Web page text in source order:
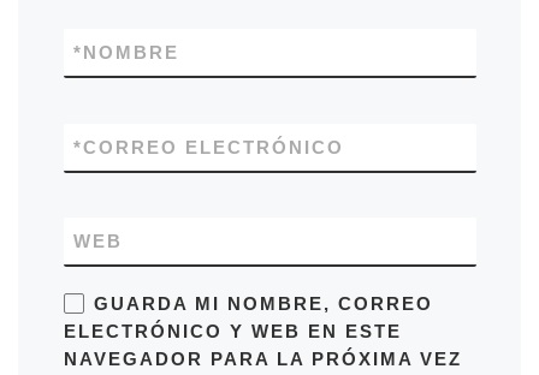
NOMBRE
*
CORREO ELECTRÓNICO
*
WEB
GUARDA MI NOMBRE, CORREO
ELECTRÓNICO Y WEB EN ESTE
NAVEGADOR PARA LA PRÓXIMA VEZ